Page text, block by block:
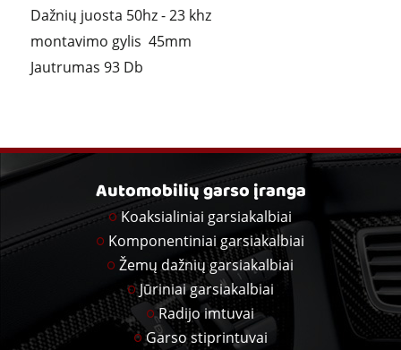
Dažnių juosta 50hz - 23 khz
montavimo gylis 45mm
Jautrumas 93 Db
Automobilių garso įranga
Koaksialiniai garsiakalbiai
Komponentiniai garsiakalbiai
Žemų dažnių garsiakalbiai
Jūriniai garsiakalbiai
Radijo imtuvai
Garso stiprintuvai